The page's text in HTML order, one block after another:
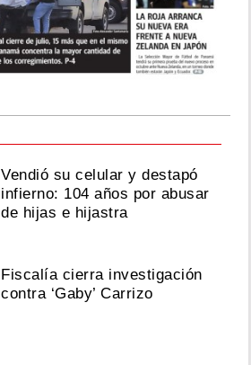
Vendió su celular y destapó
infierno: 104 años por abusar
de hijas e hijastra
Fiscalía cierra investigación
contra ‘Gaby’ Carrizo